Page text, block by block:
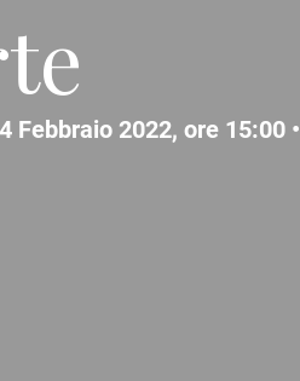
Febbraio 2022, ore 15:00 •